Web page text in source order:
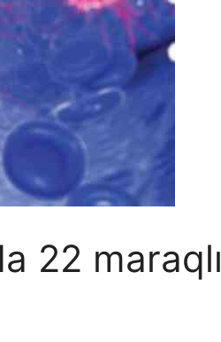
22 maraqlı